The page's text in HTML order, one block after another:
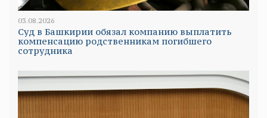
03.08.2026
Суд в Башкирии обязал компанию выплатить
компенсацию родственникам погибшего
сотрудника